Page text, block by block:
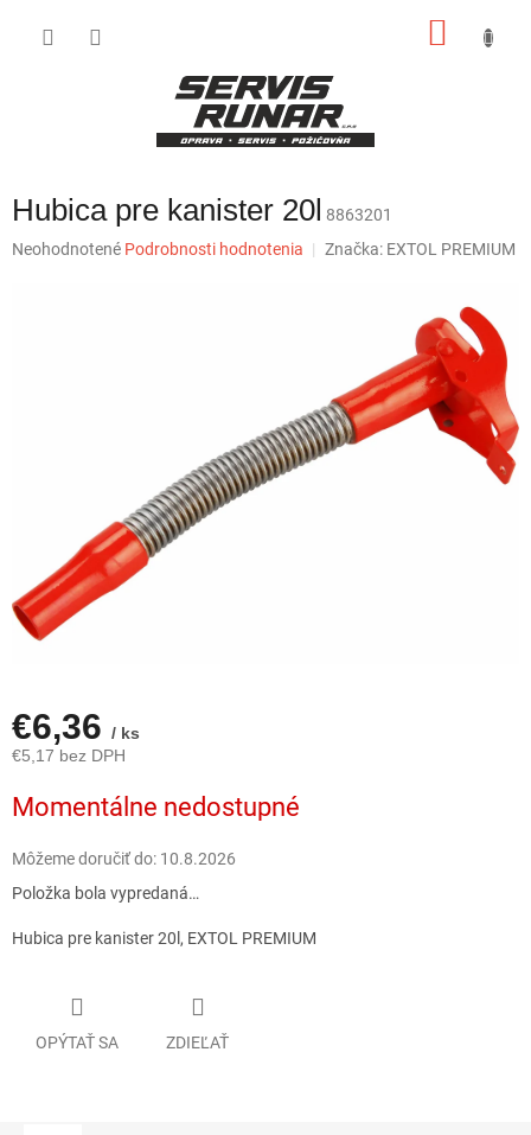
Hubica pre kanister 20l 8863201
Priemerné
Neohodnotené Podrobnosti hodnotenia Značka: EXTOL PREMIUM
€6,36 / ks
€5,17 bez DPH
cena:
Momentálne nedostupné
Môžeme doručiť do: 10.8.2026
Položka bola vypredaná…
Hubica pre kanister 20l, EXTOL PREMIUM
OPÝTAŤ SA ZDIEĽAŤ